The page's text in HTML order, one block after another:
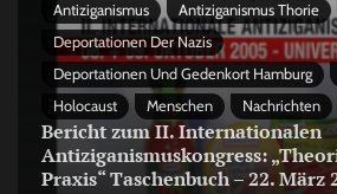
Antiziganismus Antiziganismus Thorie
Deportationen Der Nazis
Deportationen Und Gedenkort Hamburg
Holocaust
Menschen Nachrichten
Bericht zum II. Internationalen
Antiziganismuskongress:
Praxis“ Taschenbuch – 22. März